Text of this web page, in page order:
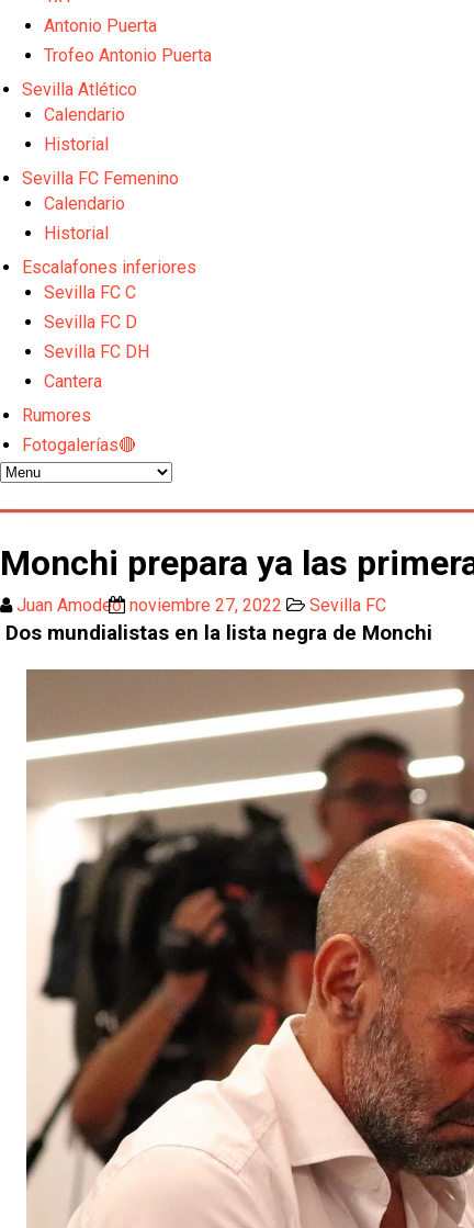
Djibril Sow pone rumbo a Italia para firmar su
Kochorashvili, seria opción para reforzar el
Sow muy cerca de cerrar su traspaso al Genoa
Oso es el siguiente en la lista para salir
Banquillos confirmados: así queda la cantera del
Antonio Puerta
Trofeo Antonio Puerta
Sevilla Atlético
Calendario
Historial
Sevilla FC Femenino
Calendario
Historial
Escalafones inferiores
Sevilla FC C
Sevilla FC D
Sevilla FC DH
Cantera
Rumores
Fotogalerías🔴
Monchi prepara ya las
Juan Amodeo noviembre 27, 2022 Sevilla FC
Dos mundialistas en la lista negra de Monchi